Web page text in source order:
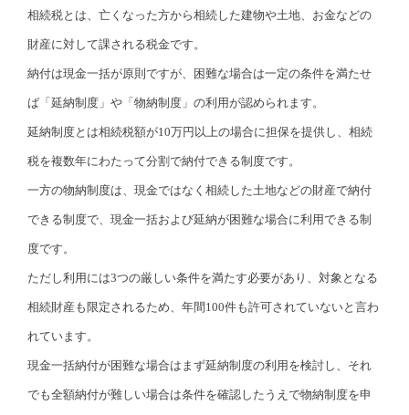
相続税とは、亡くなった方から相続した建物や土地、お金などの
財産に対して課される税金です。
納付は現金一括が原則ですが、困難な場合は一定の条件を満たせ
ば「延納制度」や「物納制度」の利用が認められます。
延納制度とは相続税額が10万円以上の場合に担保を提供し、相続
税を複数年にわたって分割で納付できる制度です。
一方の物納制度は、現金ではなく相続した土地などの財産で納付
できる制度で、現金一括および延納が困難な場合に利用できる制
度です。
ただし利用には3つの厳しい条件を満たす必要があり、対象となる
相続財産も限定されるため、年間100件も許可されていないと言わ
れています。
現金一括納付が困難な場合はまず延納制度の利用を検討し、それ
でも全額納付が難しい場合は条件を確認したうえで物納制度を申